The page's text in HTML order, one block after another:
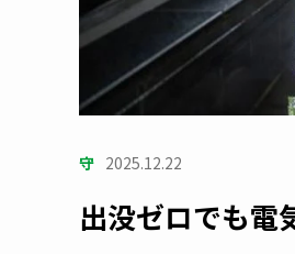
守 2025.12.22
出没ゼロでも電